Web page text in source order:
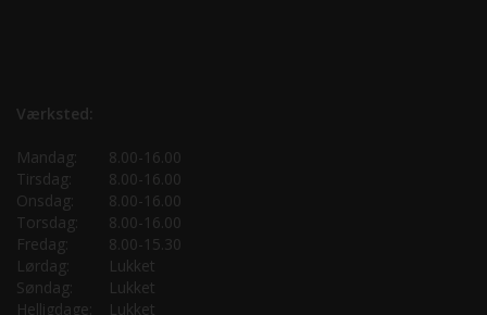
Værksted:
Mandag:
8.00-16.00
Tirsdag:
8.00-16.00
Onsdag:
8.00-16.00
Torsdag:
8.00-16.00
Fredag:
8.00-15.30
Lørdag:
Lukket
Søndag:
Lukket
Helligdage:
Lukket